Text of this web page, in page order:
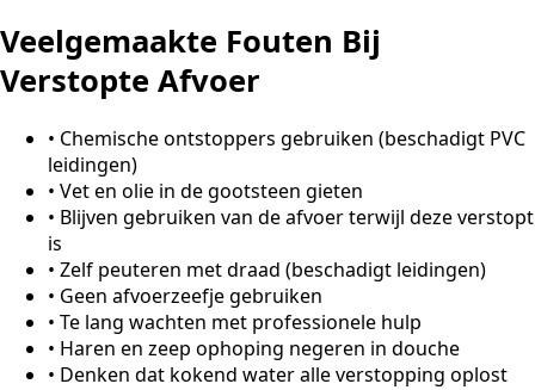
Veelgemaakte Fouten Bij
Verstopte Afvoer
• Chemische ontstoppers gebruiken (beschadigt PVC
leidingen)
• Vet en olie in de gootsteen gieten
• Blijven gebruiken van de afvoer terwijl deze verstopt
is
• Zelf peuteren met draad (beschadigt leidingen)
• Geen afvoerzeefje gebruiken
• Te lang wachten met professionele hulp
• Haren en zeep ophoping negeren in douche
• Denken dat kokend water alle verstopping oplost